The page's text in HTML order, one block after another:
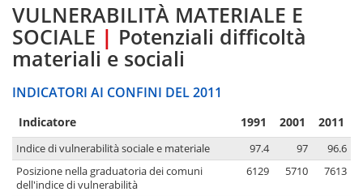
VULNERABILITÀ MATERIALE E
SOCIALE | Potenziali difficoltà
materiali e sociali
INDICATORI AI CONFINI DEL 2011
Indicatore 1991 2001 2011
Indice di vulnerabilità sociale e materiale 97.4 97
96.6
Posizione nella graduatoria dei comuni
dell'indice di vulnerabilità
6129 5710 7613